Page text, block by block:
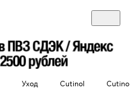
Уход Cutinol